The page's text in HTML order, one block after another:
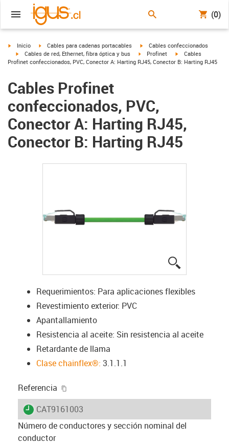
(0)
igus-icon-arrow-right
Inicio igus-icon-arrow-right
Cables para cadenas portacables igus-icon-arrow-right
Cables confeccionados
igus-icon-arrow-right
Cables de red, Ethernet, fibra óptica y bus igus-icon-arrow-right
Profinet igus-icon-arrow-
Cables
Profinet confeccionados, PVC, Conector A: Harting RJ45, Conector B: Harting RJ45
Cables Profinet
confeccionados, PVC,
Conector A: Harting RJ45,
Conector B: Harting RJ45
Requerimientos: Para aplicaciones flexibles
Revestimiento exterior: PVC
Apantallamiento
Resistencia al aceite: Sin resistencia al aceite
Retardante de llama
Clase chainflex®: 3.1.1.1
Referencia
igus-icon-lieferzeit
CAT9161003
Número de conductores y sección nominal del
conductor